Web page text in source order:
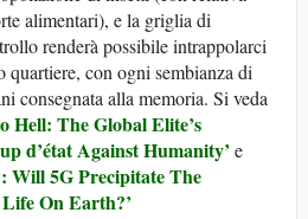
alimentari), e la griglia di
renderà possibile intrappolarci
quartiere, con ogni sembianza di
consegnata alla memoria. Si veda
Hell: The Global Elite’s
d’état Against Humanity’ e
Will 5G Precipitate The
On Earth?’